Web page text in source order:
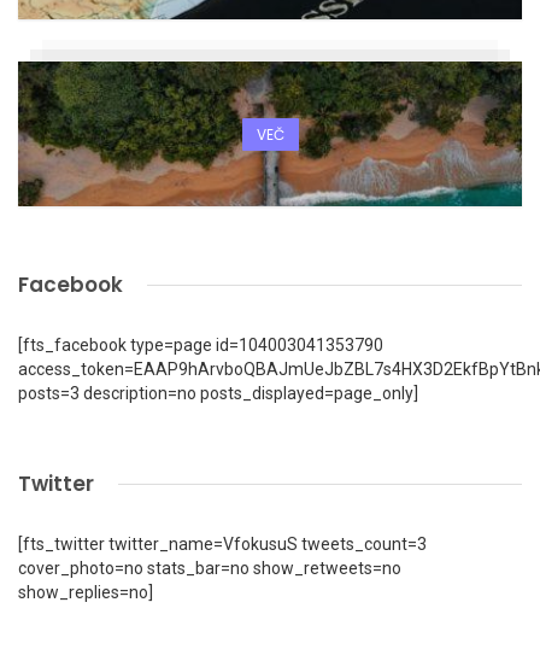
VEČ
Facebook
[fts_facebook type=page id=104003041353790
posts=3 description=no posts_displayed=page_only]
Twitter
[fts_twitter twitter_name=VfokusuS tweets_count=3
cover_photo=no stats_bar=no show_retweets=no
show_replies=no]